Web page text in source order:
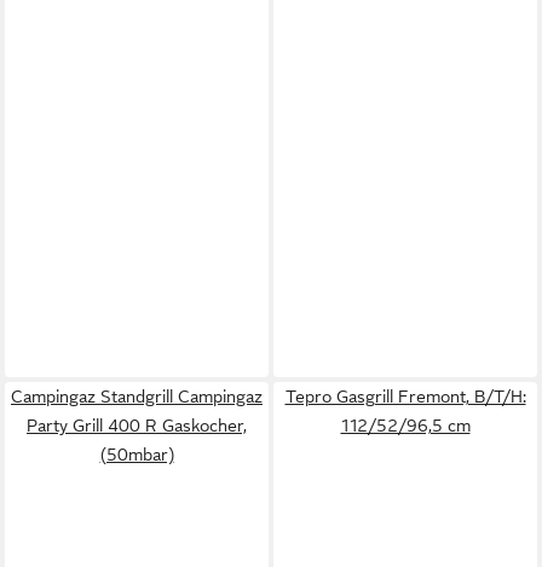
Campingaz Standgrill Campingaz
Party Grill 400 R Gaskocher,
(50mbar)
Tepro Gasgrill Fremont, B/T/H:
112/52/96,5 cm